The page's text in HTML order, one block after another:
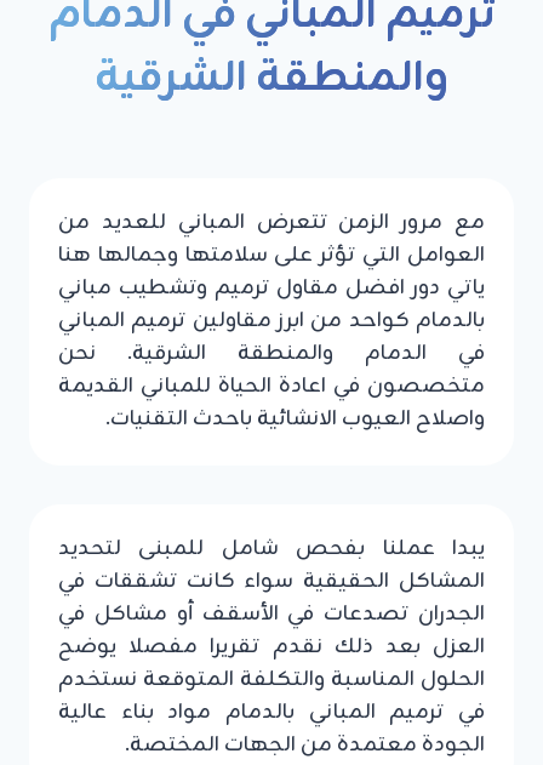
ترميم المباني في الدمام
والمنطقة الشرقية
مع مرور الزمن تتعرض المباني للعديد من
العوامل التي تؤثر على سلامتها وجمالها هنا
ياتي دور افضل مقاول ترميم وتشطيب مباني
بالدمام كواحد من ابرز مقاولين ترميم المباني
في الدمام والمنطقة الشرقية. نحن
متخصصون في اعادة الحياة للمباني القديمة
واصلاح العيوب الانشائية باحدث التقنيات.
يبدا عملنا بفحص شامل للمبنى لتحديد
المشاكل الحقيقية سواء كانت تشققات في
الجدران تصدعات في الأسقف أو مشاكل في
العزل بعد ذلك نقدم تقريرا مفصلا يوضح
الحلول المناسبة والتكلفة المتوقعة نستخدم
في ترميم المباني بالدمام مواد بناء عالية
الجودة معتمدة من الجهات المختصة.